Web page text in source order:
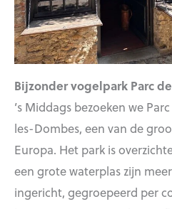
Bijzonder vogelpark Parc
’s Middags bezoeken we
les-Dombes, een van de
Europa. Het park is
een grote waterplas zijn
ingericht, gegroepeerd per